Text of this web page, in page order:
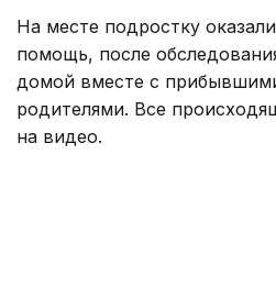
На месте подростку
помощь, после
домой вместе с
родителями. Все
на видео.